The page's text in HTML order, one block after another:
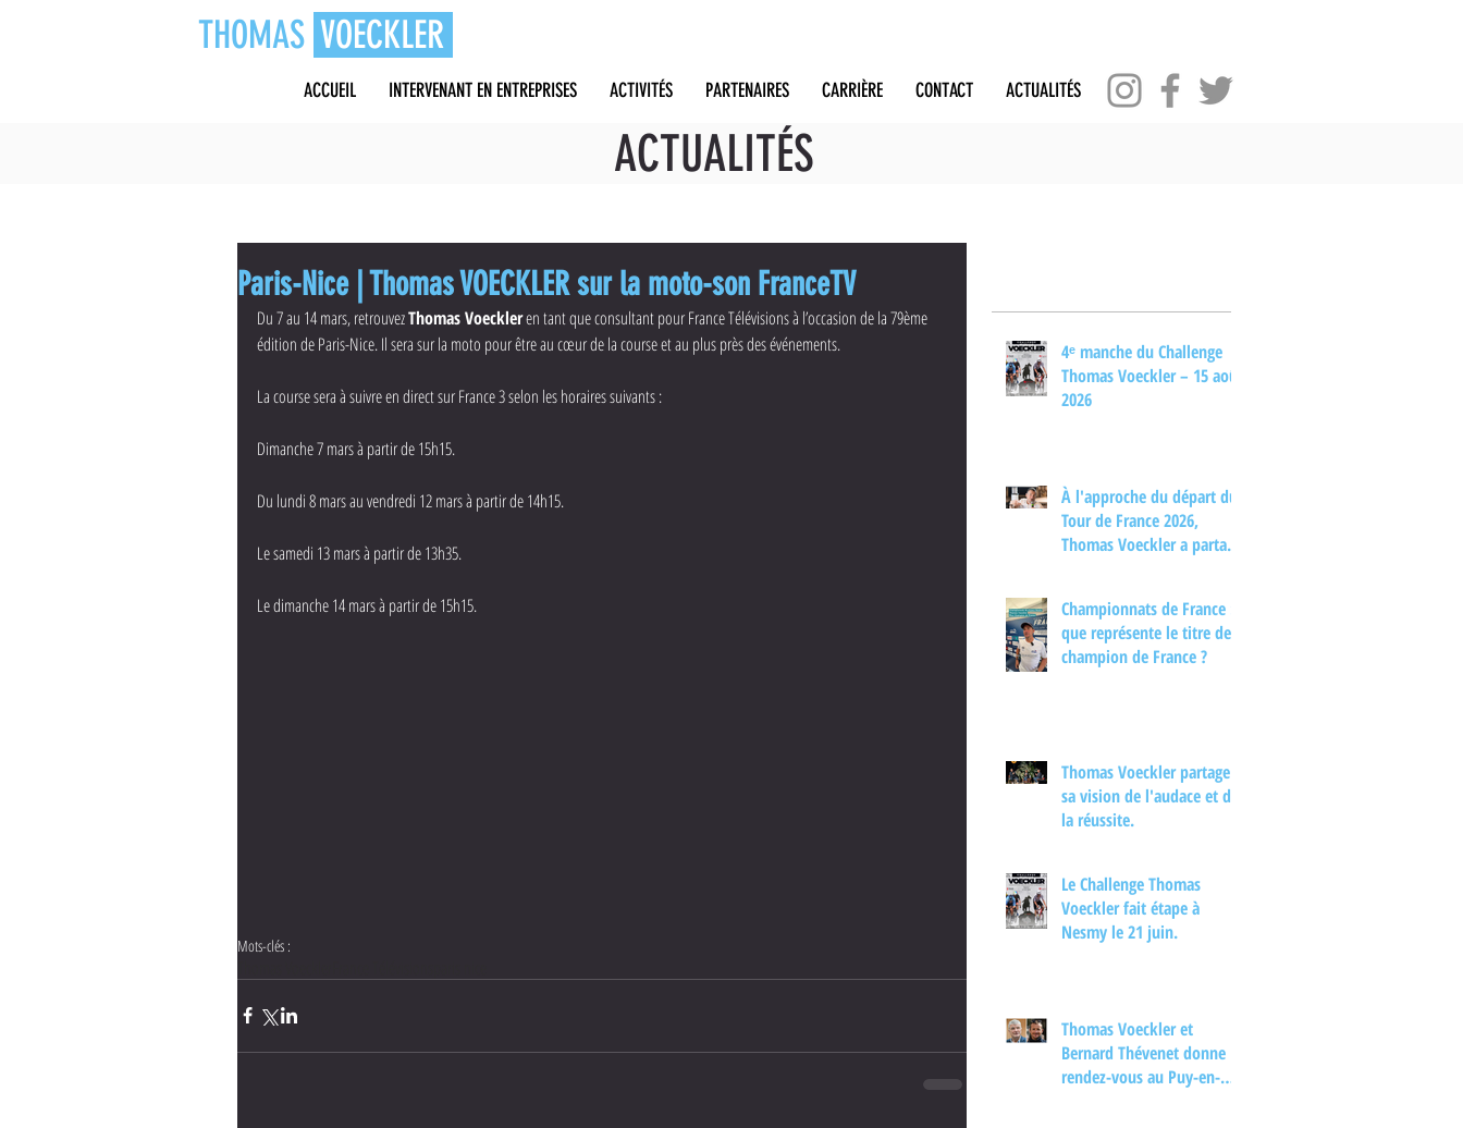
THOMAS VOECKLER
ACCUEIL INTERVENANT EN ENTREPRISES ACTIVITÉS PARTENAIRES CARRIÈRE CONTACT ACTUALITÉS
ACTUALITÉS
Paris-Nice | Thomas VOECKLER sur la moto-son FranceTV
Du 7 au 14 mars, retrouvez Thomas Voeckler en tant que consultant pour France Télévisions à l’occasion de la 79ème
édition de Paris-Nice. Il sera sur la moto pour être au cœur de la course et au plus près des événements.
La course sera à suivre en direct sur France 3 selon les horaires suivants :
Dimanche 7 mars à partir de 15h15.
Du lundi 8 mars au vendredi 12 mars à partir de 14h15.
Le samedi 13 mars à partir de 13h35.
Le dimanche 14 mars à partir de 15h15.
Mots-clés :
4ᵉ manche du Challenge
Thomas Voeckler – 15 août
2026
À l'approche du départ du
Tour de France 2026,
Thomas Voeckler a partagé
nouvelle édition dans une
interview.
Championnats de France :
que représente le titre de
champion de France ?
Thomas Voeckler partage
sa vision de l'audace et de
la réussite.
Le Challenge Thomas
Voeckler fait étape à
Nesmy le 21 juin.
Thomas Voeckler et
Bernard Thévenet donne
rendez-vous au Puy-en-